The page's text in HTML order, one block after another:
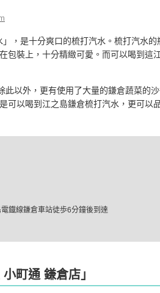
，是十分爽口的梳打汽水。梳打汽水的
包裝上，十分精緻可愛。而可以喝到這
以外，更有使用了大量的鎌倉蔬菜的
可以喝到江之島鎌倉梳打汽水，更可以
鐡線鎌倉車站徒歩6分鐘後到達
町通 鎌倉店」